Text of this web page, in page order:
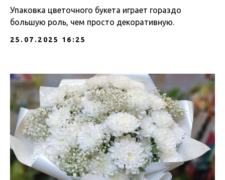
Упаковка цветочного букета играет гораздо
большую роль, чем просто декоративную.
25.07.2025 16:25